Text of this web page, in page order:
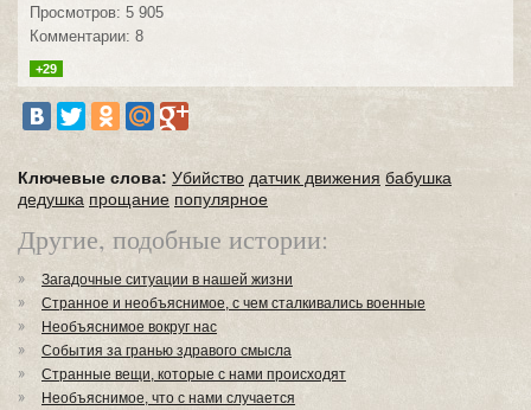
Просмотров: 5 905
Комментарии: 8
+29
Ключевые слова: Убийство датчик движения бабушка
дедушка прощание популярное
Другие, подобные истории:
Загадочные ситуации в нашей жизни
Странное и необъяснимое, с чем сталкивались военные
Необъяснимое вокруг нас⁠⁠
События за гранью здравого смысла⁠⁠
Странные вещи, которые с нами происходят
Необъяснимое, что с нами случается⁠⁠